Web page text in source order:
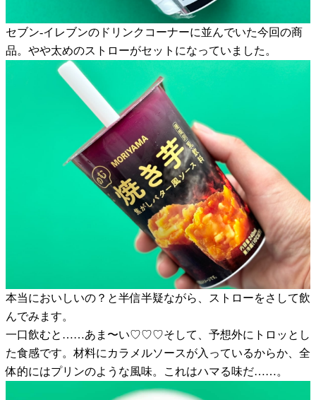
セブン-イレブンのドリンクコーナーに並んでいた今回の商
品。やや太めのストローがセットになっていました。
本当においしいの？と半信半疑ながら、ストローをさして飲
んでみます。
一口飲むと……あま〜い♡♡♡そして、予想外にトロッとし
た食感です。材料にカラメルソースが入っているからか、全
体的にはプリンのような風味。これはハマる味だ……。